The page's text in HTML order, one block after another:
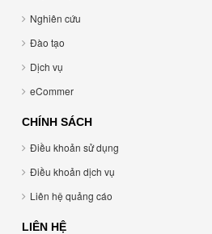
Nghiên cứu
Đào tạo
Dịch vụ
eCommer
CHÍNH SÁCH
Điều khoản sử dụng
Điều khoản dịch vụ
Liên hệ quảng cáo
LIÊN HỆ